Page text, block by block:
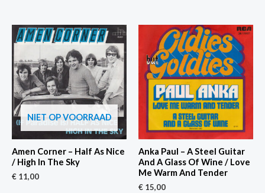
NIET OP VOORRAAD
Amen Corner – Half As Nice
/ High In The Sky
€ 11,00
Anka Paul – A Steel Guitar
And A Glass Of Wine / Love
Me Warm And Tender
€ 15,00